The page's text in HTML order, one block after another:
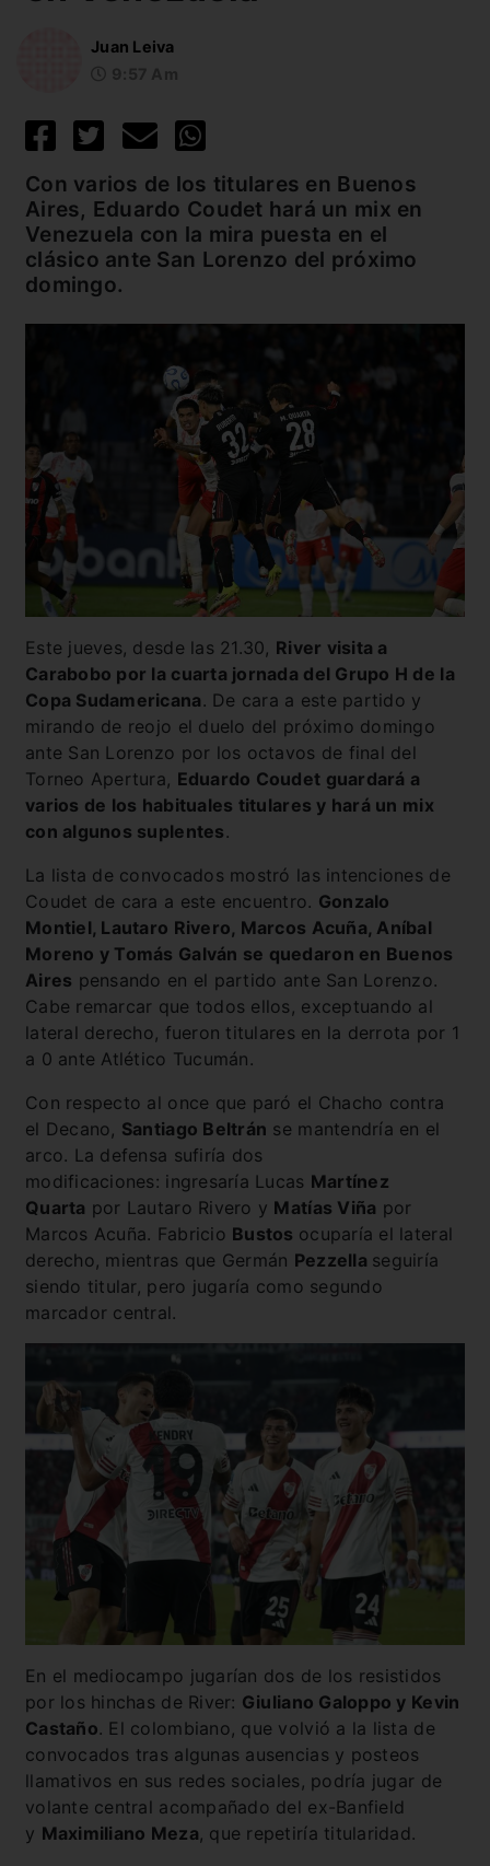
Juan Leiva
Con varios de los titulares en Buenos
Aires, Eduardo Coudet hará un mix en
Venezuela con la mira puesta en el
clásico ante San Lorenzo del próximo
domingo.
Este jueves, desde las 21.30, River visita a
Carabobo por la cuarta jornada del Grupo H de la
Copa Sudamericana. De cara a este partido y
mirando de reojo el duelo del próximo domingo
ante San Lorenzo por los octavos de final del
Torneo Apertura, Eduardo Coudet guardará a
varios de los habituales titulares y hará un mix
con algunos suplentes.
La lista de convocados mostró las intenciones de
Coudet de cara a este encuentro. Gonzalo
Montiel, Lautaro Rivero, Marcos Acuña, Aníbal
Moreno y Tomás Galván se quedaron en Buenos
Aires pensando en el partido ante San Lorenzo.
Cabe remarcar que todos ellos, exceptuando al
lateral derecho, fueron titulares en la derrota por 1
a 0 ante Atlético Tucumán.
Con respecto al once que paró el Chacho contra
el Decano, Santiago Beltrán se mantendría en el
arco. La defensa sufiría dos
modificaciones: ingresaría Lucas Martínez
Quarta por Lautaro Rivero y Matías Viña por
Marcos Acuña. Fabricio Bustos ocuparía el lateral
derecho, mientras que Germán Pezzella seguiría
siendo titular, pero jugaría como segundo
marcador central.
En el mediocampo jugarían dos de los resistidos
por los hinchas de River: Giuliano Galoppo y Kevin
Castaño. El colombiano, que volvió a la lista de
convocados tras algunas ausencias y posteos
llamativos en sus redes sociales, podría jugar de
volante central acompañado del ex-Banfield
y Maximiliano Meza, que repetiría titularidad.